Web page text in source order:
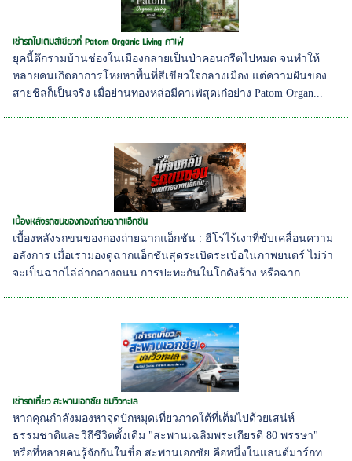
เช่ารถไปเติมสีเขียวที่ Patom Organic Living คาเฟ่
ยุคนี้ตึกรามบ้านช่องในเมืองกลายเป็นป่าคอนกรีตไปหมด จนทำให้
หลายคนเกิดอาการโหยหาพื้นที่สีเขียวใจกลางเมือง แต่ความฝันของ
สายชิลก็เป็นจริง เมื่อย่านทองหล่อมีคาเฟ่สุดเก๋อย่าง Patom Organ...
เบื้องหลังรถขนของกองถ่ายฉากแอ็กชัน
เบื้องหลังรถขนของกองถ่ายฉากแอ็กชัน : ฮีโร่ไร้เงาที่ขับเคลื่อนความ
อลังการ เมื่อเรามองดูฉากแอ็กชันสุดระเบิดระเบ้อในภาพยนตร์ ไม่ว่า
จะเป็นฉากไล่ล่ากลางถนน การปะทะกันในโกดังร้าง หรือฉาก...
เช่ารถเที่ยว สะพานเอกชัย ชมวิวทะเล
หากคุณกำลังมองหาจุดปักหมุดเที่ยวภาคใต้ที่เต็มไปด้วยเสน่ห์
ธรรมชาติและวิถีชีวิตดั้งเดิม "สะพานเฉลิมพระเกียรติ 80 พรรษา"
หรือที่หลายคนรู้จักกันในชื่อ สะพานเอกชัย คือหนึ่งในแลนด์มาร์กท...